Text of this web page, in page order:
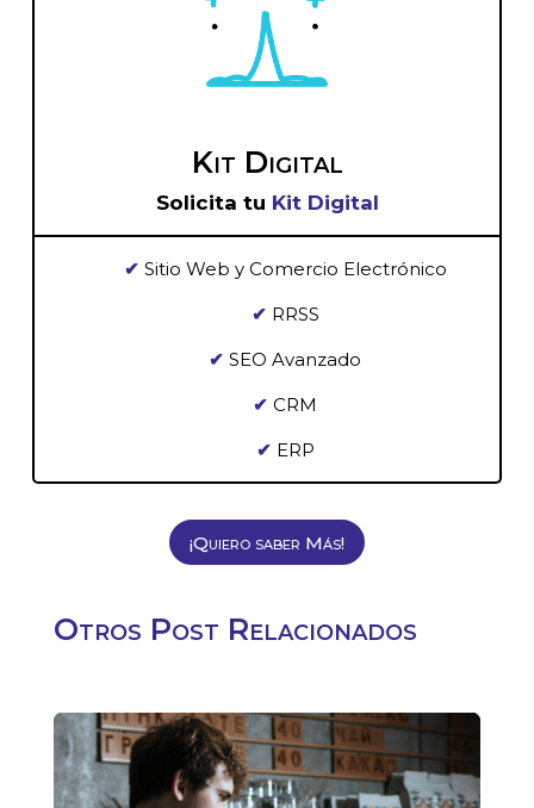
Kit Digital
Solicita tu Kit Digital
✔ Sitio Web y Comercio Electrónico
✔ RRSS
✔ SEO Avanzado
✔ CRM
✔ ERP
¡Quiero saber Más!
Otros Post Relacionados